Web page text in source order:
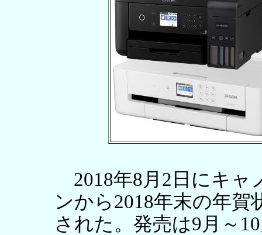
2018年8月2日にキャ
ンから2018年末の年
された。発売は9月～